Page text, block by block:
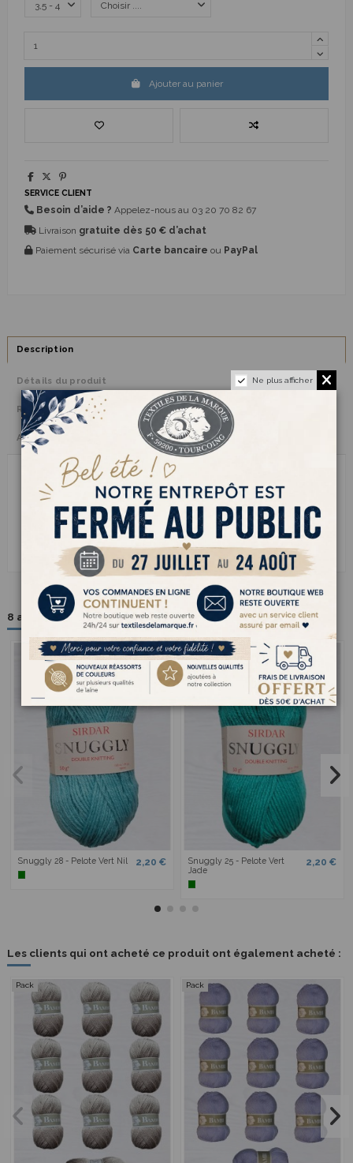
Ajouter au panier
SERVICE CLIENT
Besoin d’aide ? Appelez-nous au 03 20 70 82 67
Livraison gratuite dès 50 € d’achat
Paiement sécurisé via Carte bancaire ou PayPal
Description
Détails du produit
Reviews(0)
Avis clients
SNUGGLY cest le fil à tricoter tendre et tout doux quon adore pour les
ouvrages cocooning. Léger, souple et agréablement moelleux, il glisse
sur les aiguilles et offre un rendu doux comme une caresse. Parfait
pour les layettes, pulls légers, couvertures ou accessoires douillets, il
garde sa forme et sa douceur lavage après lavage. Un fil délicat et facile
à vivre, idéal pour tricoter des créations pleines de tendresse et de
8 autres produits dans la même catégorie :
Snuggly 28 - Pelote Vert Nil 2,20 €
Snuggly 25 - Pelote Vert
Jade
2,20 €
Les clients qui ont acheté ce produit ont également acheté :
Pack Pack
Ne plus afficher